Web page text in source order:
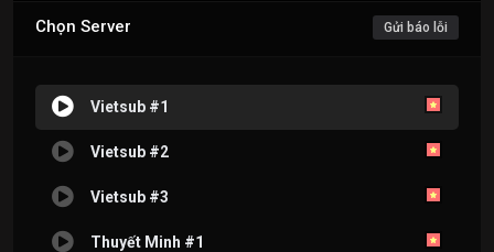
Chọn Server Gửi báo lỗi
Vietsub #1
Vietsub #2
Vietsub #3
Thuyết Minh #1